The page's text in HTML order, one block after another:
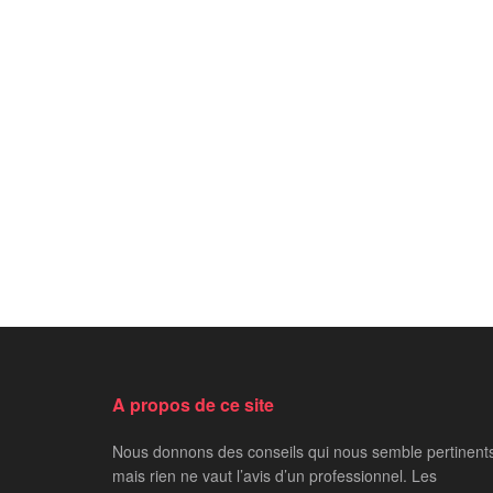
A propos de ce site
Nous donnons des conseils qui nous semble
mais rien ne vaut l’avis d’un professionnel. Les